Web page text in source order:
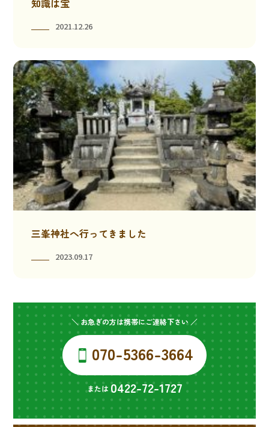
知識は宝
2021.12.26
三峯神社へ行ってきました
2023.09.17
＼ お急ぎの方は携帯にご連絡下さい ／
070-5366-3664
または 0422-72-1727